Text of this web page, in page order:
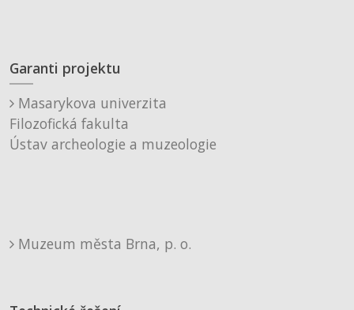
Garanti projektu
Masarykova univerzita
Filozofická fakulta
Ústav archeologie a muzeologie
Muzeum města Brna, p. o.